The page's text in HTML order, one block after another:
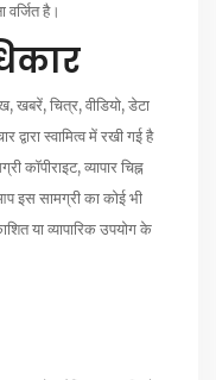
है।
चित्र, वीडियो, डेटा
स्वामित्व में रखी गई है
कॉपीराइट, व्यापार चिह्न
इस सामग्री का कोई भी
या व्यापारिक उपयोग के